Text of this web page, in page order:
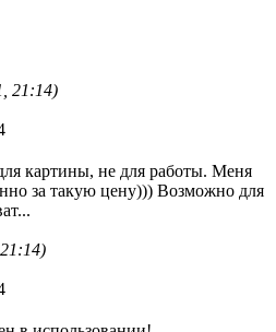
21:14)
картины, не для работы. Меня
за такую цену))) Возможно для